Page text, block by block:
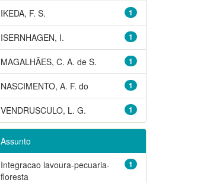
1
IKEDA, F. S.
1
ISERNHAGEN, I.
1
MAGALHÃES, C. A. de S.
1
NASCIMENTO, A. F. do
1
VENDRUSCULO, L. G.
Assunto
1
Integracao lavoura-pecuaria-
floresta